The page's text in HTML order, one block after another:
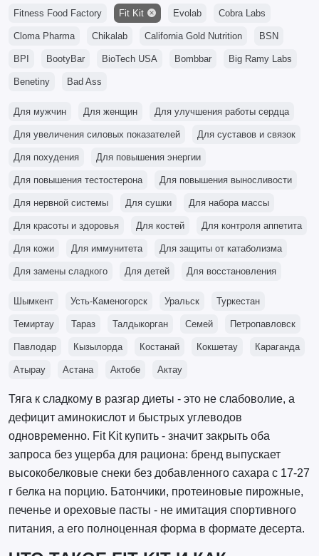
Fitness Food Factory Fit Kit Evolab Cobra Labs
Cloma Pharma Chikalab California Gold Nutrition BSN
BPI BootyBar BioTech USA Bombbar Big Ramy Labs
Benetiny Bad Ass
Для мужчин Для женщин Для улучшения работы сердца
Для увеличения силовых показателей Для суставов и связок
Для похудения Для повышения энергии
Для повышения тестостерона Для повышения выносливости
Для нервной системы Для сушки Для набора массы
Для красоты и здоровья Для костей Для контроля аппетита
Для кожи Для иммунитета Для защиты от катаболизма
Для замены сладкого Для детей Для восстановления
Шымкент Усть-Каменогорск Уральск Туркестан
Темиртау Тараз Талдыкорган Семей Петропавловск
Павлодар Кызылорда Костанай Кокшетау Караганда
Атырау Астана Актобе Актау
Тяга к сладкому в разгар диеты - это не слабоволие, а
дефицит аминокислот и быстрых углеводов
одновременно. Fit Kit купить - значит закрыть оба
запроса без ущерба для рациона: бренд выпускает
высокобелковые снеки без добавленного сахара с 17-27
г белка на порцию. Батончики, протеиновые пирожные,
печенье и ореховые пасты - не имитация спортивного
питания, а его полноценная форма в формате десерта.